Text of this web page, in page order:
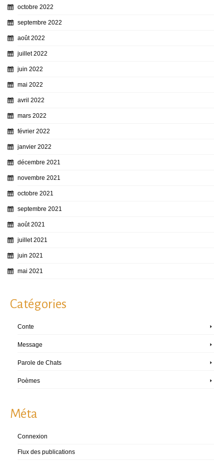
octobre 2022
septembre 2022
août 2022
juillet 2022
juin 2022
mai 2022
avril 2022
mars 2022
février 2022
janvier 2022
décembre 2021
novembre 2021
octobre 2021
septembre 2021
août 2021
juillet 2021
juin 2021
mai 2021
Catégories
Conte
Message
Parole de Chats
Poèmes
Méta
Connexion
Flux des publications